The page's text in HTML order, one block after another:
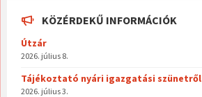
k
KÖZÉRDEKŰ INFORMÁCIÓK
Útzár
2026. július 8.
Tájékoztató nyári igazgatási szünetről
2026. július 3.